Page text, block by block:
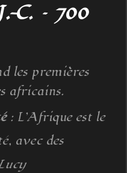
C. – 700
les premières
africains.
: L’Afrique est le
avec des